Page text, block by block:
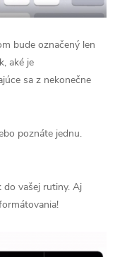
bude označený len
aké je
sa z nekonečne
poznáte jednu.
vašej rutiny. Aj